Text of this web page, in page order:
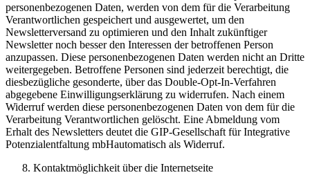
personenbezogenen Daten, werden von dem für die Verarbeitung
Verantwortlichen gespeichert und ausgewertet, um den
Newsletterversand zu optimieren und den Inhalt zukünftiger
Newsletter noch besser den Interessen der betroffenen Person
anzupassen. Diese personenbezogenen Daten werden nicht an Dritte
weitergegeben. Betroffene Personen sind jederzeit berechtigt, die
diesbezügliche gesonderte, über das Double-Opt-In-Verfahren
abgegebene Einwilligungserklärung zu widerrufen. Nach einem
Widerruf werden diese personenbezogenen Daten von dem für die
Verarbeitung Verantwortlichen gelöscht. Eine Abmeldung vom
Erhalt des Newsletters deutet die GIP-Gesellschaft für Integrative
Potenzialentfaltung mbHautomatisch als Widerruf.
Kontaktmöglichkeit über die Internetseite